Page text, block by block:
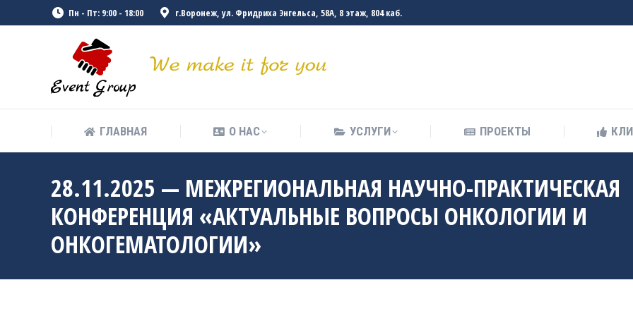
Пн - Пт: 9:00 - 18:00 г.Воронеж, ул. Фридриха Энгельса, 58А, 8 этаж, 804 каб.
ГЛАВНАЯ О НАС УСЛУГИ ПРОЕКТЫ
28.11.2025 — МЕЖРЕГИОНАЛЬНАЯ НАУЧНО-ПРАКТИЧЕСКАЯ
КОНФЕРЕНЦИЯ «АКТУАЛЬНЫЕ ВОПРОСЫ ОНКОЛОГИИ И
ОНКОГЕМАТОЛОГИИ»
ГЛАВНАЯ О НАС УСЛУГИ ПРОЕКТЫ